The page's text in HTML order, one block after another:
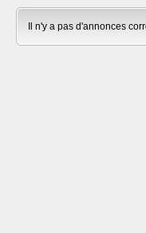
Il n'y a pas d'annonces